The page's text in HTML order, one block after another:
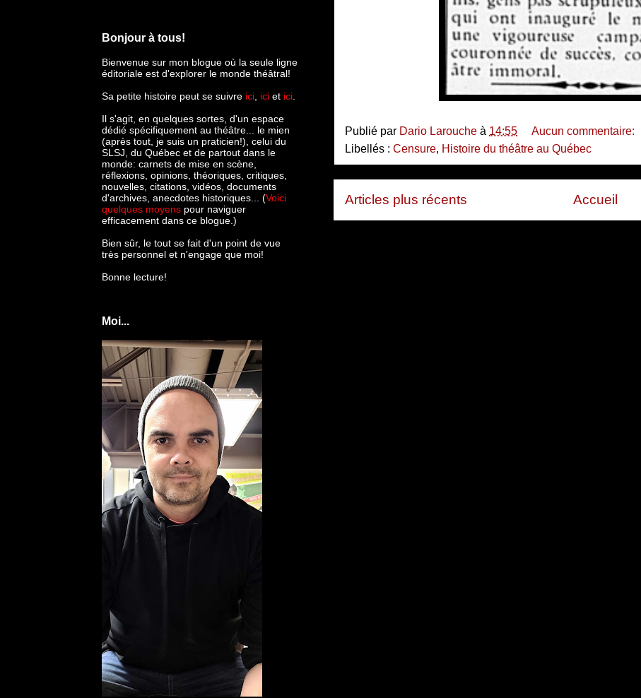
Publié par Dario Larouche à 14:55
Aucun commentaire:
Libellés : Censure, Histoire du théâtre au Québec
Articles plus récents Accueil
Bonjour à tous!
Bienvenue sur mon blogue où la seule ligne
éditoriale est d'explorer le monde théâtral!
Sa petite histoire peut se suivre ici ici et ici
Il s'agit, en quelques sortes, d'un espace
dédié spécifiquement au théâtre... le mien
(après tout, je suis un praticien!), celui du
SLSJ, du Québec et de partout dans le
monde: carnets de mise en scène,
réflexions, opinions, théoriques, critiques,
nouvelles, citations, vidéos, documents
d'archives, anecdotes historiques... (Voici
quelques moyens pour naviguer
efficacement dans ce blogue.)
Bien sûr, le tout se fait d'un point de vue
très personnel et n'engage que moi!
Bonne lecture!
Moi...